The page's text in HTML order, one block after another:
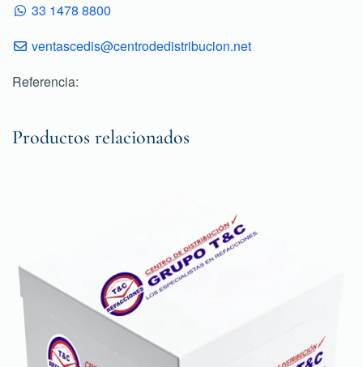
33 1478 8800
ventascedis@centrodedistribucion.net
Referencia:
Productos relacionados